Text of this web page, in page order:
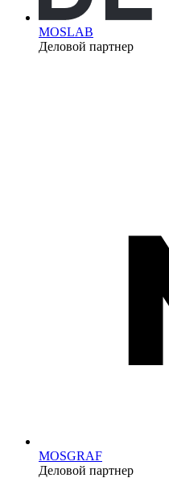
MOSLAB
Деловой партнер
MOSGRAF
Деловой партнер